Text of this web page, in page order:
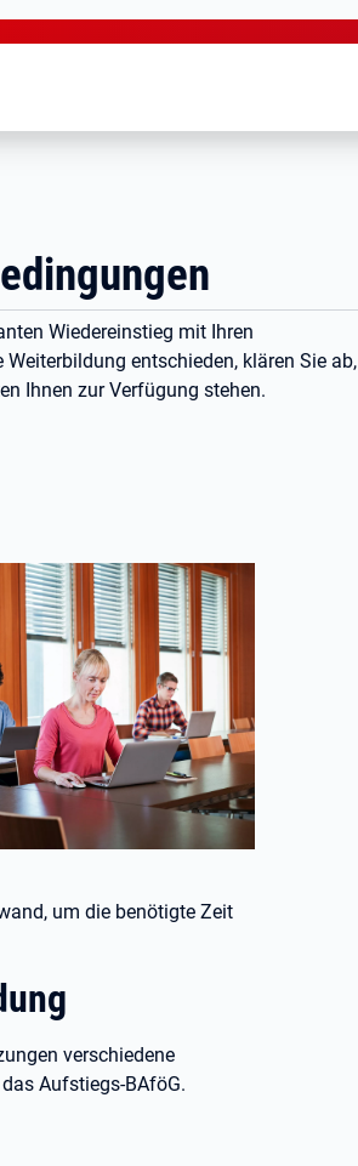
Wiedereinstieg mit Ihren
entschieden, klären Sie ab,
Ihnen zur Verfügung stehen.
um die benötigte Zeit
verschiedene
Aufstiegs-BAföG.